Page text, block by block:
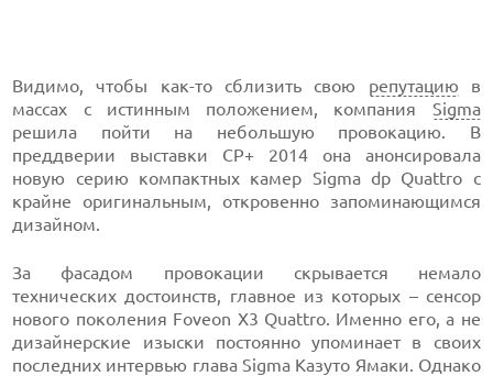
Видимо, чтобы как-то сблизить свою репутацию в
массах с истинным положением, компания Sigma
решила пойти на небольшую провокацию. В
преддверии выставки CP+ 2014 она анонсировала
новую серию компактных камер Sigma dp Quattro с
крайне оригинальным, откровенно запоминающимся
дизайном.
За фасадом провокации скрывается немало
технических достоинств, главное из которых – сенсор
нового поколения Foveon X3 Quattro. Именно его, а не
дизайнерские изыски постоянно упоминает в своих
последних интервью глава Sigma Казуто Ямаки. Однако